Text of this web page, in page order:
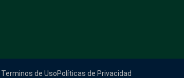
Terminos de UsoPolíticas de Privacidad